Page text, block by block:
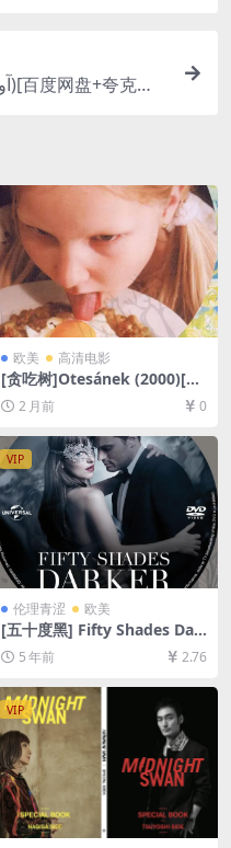
欧美 高清电影
[贪吃树]Otesánek (2000)[百
度网盘+夸克网盘DVD5高清未
删减资源][网盘在线播放/下
载][MP4/4.3GB][中文字幕]
2 月前 0
VIP
伦理青涩 欧美
[五十度黑] Fifty Shades Dar
ker (2017)131分钟(未分级版)
[百度网盘+迅雷云盘+夸克网
英字幕]【视频文件+防和谐压
缩包（含解压密码）】
5 年前 2.76
VIP